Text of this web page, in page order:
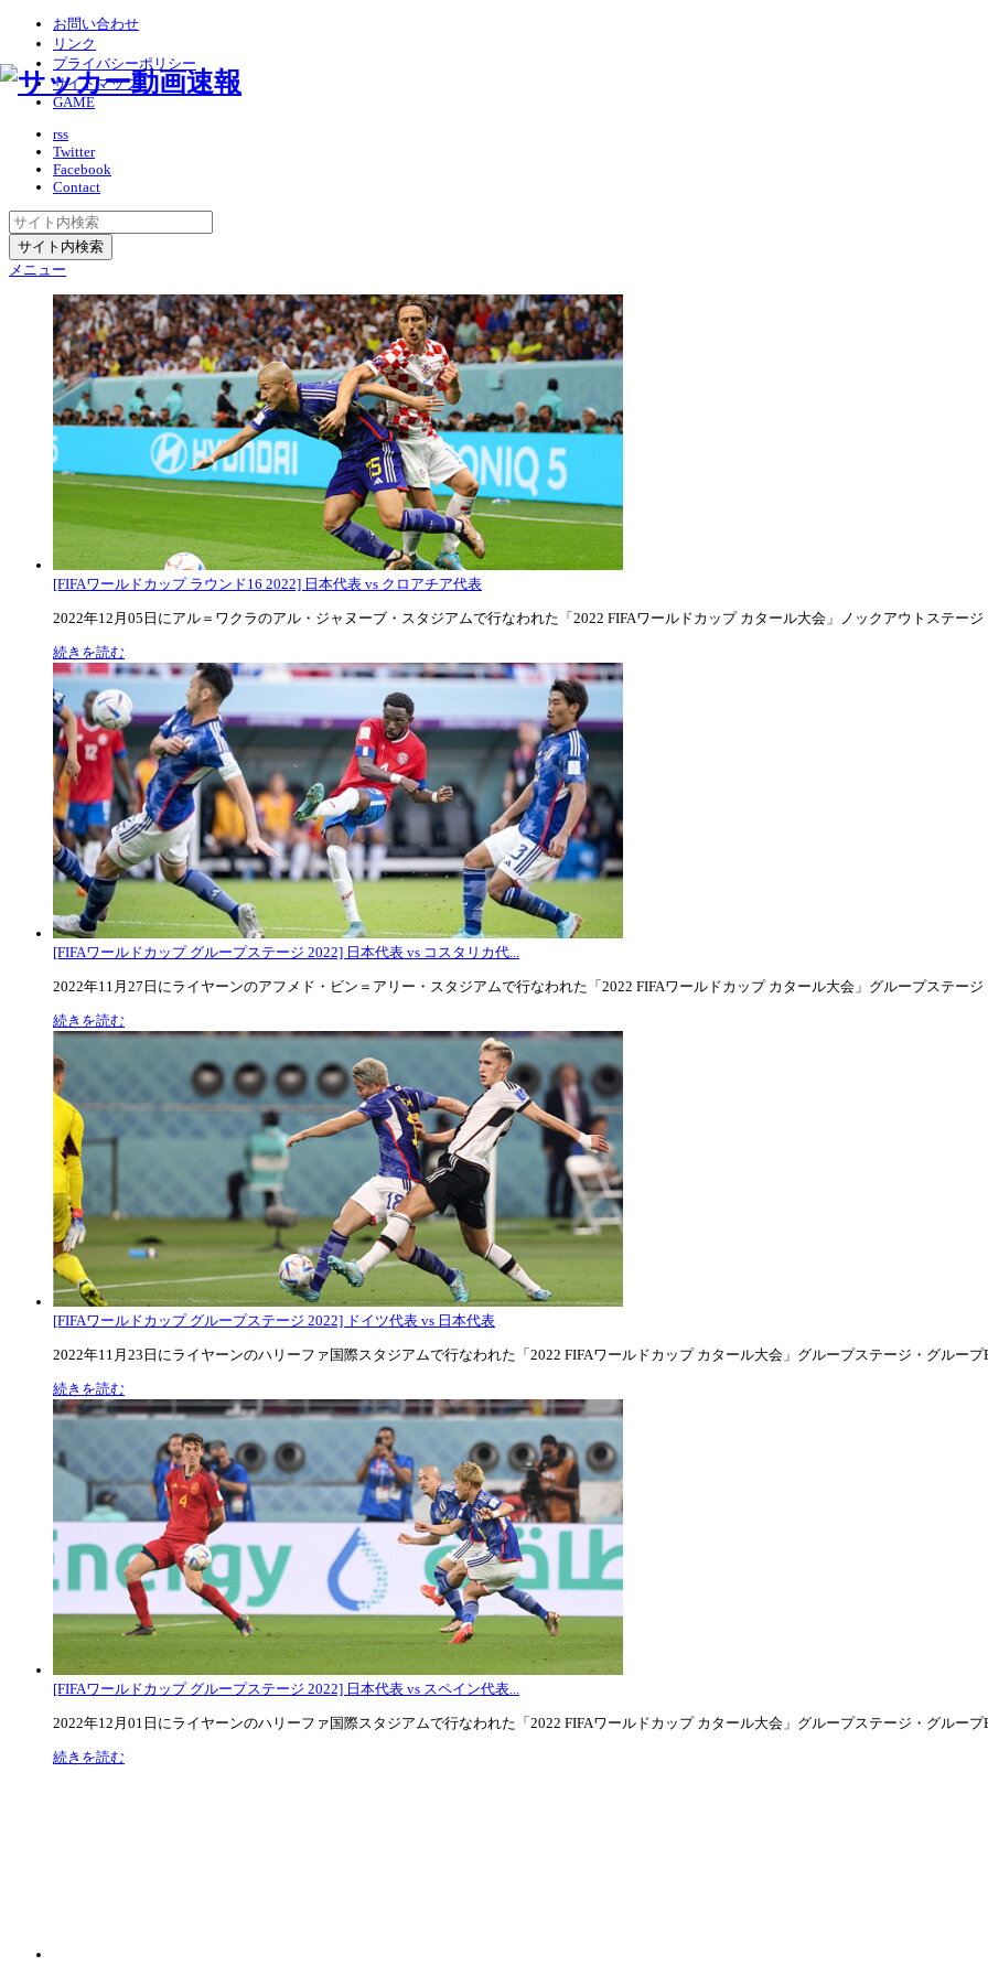
お問い合わせ
リンク
プライバシーポリシー
サイトマップ
GAME
rss
Twitter
Facebook
Contact
メニュー
[FIFAワールドカップ ラウンド16 2022] 日本代表 vs クロアチア代表
2022年12月05日にアル＝ワクラのアル・ジャヌーブ・スタジアムで行なわれた「2022 FIFAワールドカップ カタール大会」ノックアウトステージ
続きを読む
[FIFAワールドカップ グループステージ 2022] 日本代表 vs コスタリカ代...
2022年11月27日にライヤーンのアフメド・ビン＝アリー・スタジアムで行なわれた「2022 FIFAワールドカップ カタール大会」グループステージ
続きを読む
[FIFAワールドカップ グループステージ 2022] ドイツ代表 vs 日本代表
2022年11月23日にライヤーンのハリーファ国際スタジアムで行なわれた「2022 FIFAワールドカップ カタール大会」グループステージ・グループ
続きを読む
[FIFAワールドカップ グループステージ 2022] 日本代表 vs スペイン代表...
2022年12月01日にライヤーンのハリーファ国際スタジアムで行なわれた「2022 FIFAワールドカップ カタール大会」グループステージ・グループ
続きを読む